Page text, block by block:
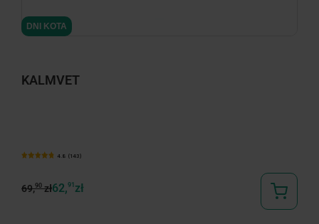
DNI KOTA
KALMVET
4.8 (143)
69,90zł62,91 zł